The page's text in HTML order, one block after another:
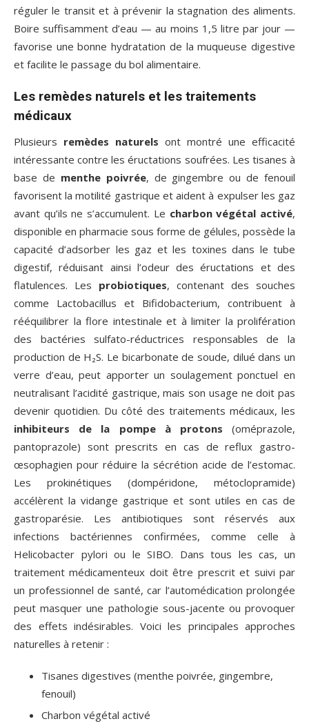
réguler le transit et à prévenir la stagnation des aliments.
Boire suffisamment d’eau — au moins 1,5 litre par jour —
favorise une bonne hydratation de la muqueuse digestive
et facilite le passage du bol alimentaire.
Les remèdes naturels et les traitements
médicaux
Plusieurs remèdes naturels ont montré une efficacité
intéressante contre les éructations soufrées. Les tisanes à
base de menthe poivrée, de gingembre ou de fenouil
favorisent la motilité gastrique et aident à expulser les gaz
avant qu’ils ne s’accumulent. Le charbon végétal activé,
disponible en pharmacie sous forme de gélules, possède la
capacité d’adsorber les gaz et les toxines dans le tube
digestif, réduisant ainsi l’odeur des éructations et des
flatulences. Les probiotiques, contenant des souches
comme Lactobacillus et Bifidobacterium, contribuent à
rééquilibrer la flore intestinale et à limiter la prolifération
des bactéries sulfato-réductrices responsables de la
production de H₂S. Le bicarbonate de soude, dilué dans un
verre d’eau, peut apporter un soulagement ponctuel en
neutralisant l’acidité gastrique, mais son usage ne doit pas
devenir quotidien. Du côté des traitements médicaux, les
inhibiteurs de la pompe à protons (oméprazole,
pantoprazole) sont prescrits en cas de reflux gastro-
œsophagien pour réduire la sécrétion acide de l’estomac.
Les prokinétiques (dompéridone, métoclopramide)
accélèrent la vidange gastrique et sont utiles en cas de
gastroparésie. Les antibiotiques sont réservés aux
infections bactériennes confirmées, comme celle à
Helicobacter pylori ou le SIBO. Dans tous les cas, un
traitement médicamenteux doit être prescrit et suivi par
un professionnel de santé, car l’automédication prolongée
peut masquer une pathologie sous-jacente ou provoquer
des effets indésirables. Voici les principales approches
naturelles à retenir :
Tisanes digestives (menthe poivrée, gingembre,
fenouil)
Charbon végétal activé